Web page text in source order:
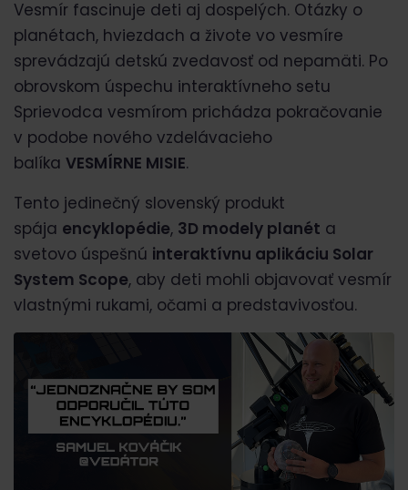
Vesmír fascinuje deti aj dospelých. Otázky o
planétach, hviezdach a živote vo vesmíre
sprevádzajú detskú zvedavosť od nepamäti. Po
obrovskom úspechu interaktívneho setu
Sprievodca vesmírom prichádza pokračovanie
v podobe nového vzdelávacieho
balíka VESMÍRNE MISIE.
Tento jedinečný slovenský produkt
spája encyklopédie, 3D modely planét a
svetovo úspešnú interaktívnu aplikáciu Solar
System Scope, aby deti mohli objavovať vesmír
vlastnými rukami, očami a predstavivosťou.